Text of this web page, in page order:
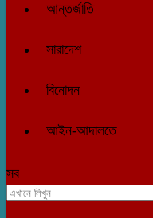
আন্তর্জাতি
সারাদেশ
বিনোদন
আইন-আদালতে
সব